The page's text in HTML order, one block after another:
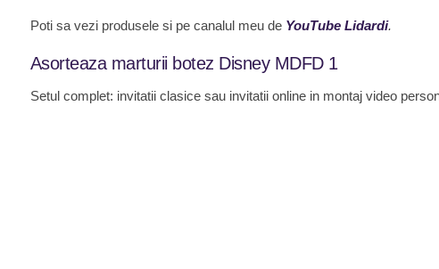
Poti sa vezi produsele si pe canalul meu de YouTube Lidardi.
Asorteaza marturii botez Disney MDFD 1
Setul complet: invitatii clasice sau invitatii online in montaj video